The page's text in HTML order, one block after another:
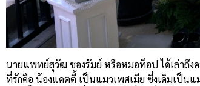
นายแพทย์สุวัฒ ชองรัมย์ หรือหมอท็อป ได้เล่าถึ
ที่รักคือ น้องแคตตี้ เป็นแมวเพศเมีย ซึ่งเดิมเป็น